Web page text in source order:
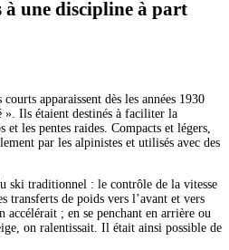
une discipline à part
apparaissent dès les années 1930
». Ils étaient destinés à faciliter la
et les pentes raides. Compacts et légers,
par les alpinistes et utilisés avec des
ski traditionnel : le contrôle de la vitesse
transferts de poids vers l’avant et vers
accélérait ; en se penchant en arrière ou
on ralentissait. Il était ainsi possible de